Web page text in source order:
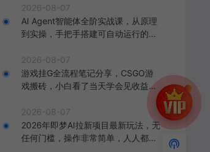
2026-08-07
AI Agent智能体全阶实战课，从原理
到实操，手把手搭建可自动运行的AI
2026-08-07
游戏挂G全流程笔记分享，CSGO游
戏搬砖，小白看了当天学会见收益
2026-08-07
2026年即梦AI拉新项目最新玩法，无
任何门槛，操作非常简单，人人都可